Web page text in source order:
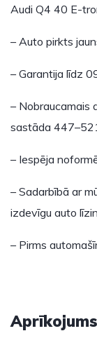
Audi Q4 40 E-
– Auto pirkts
– Garantija līdz
– Nobraucamais
sastāda
– Iespēja
– Sadarbībā ar
izdevīgu auto
– Pirms
Aprīkojums